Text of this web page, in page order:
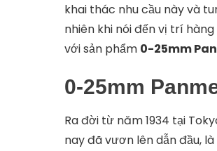
khai thác nhu cầu này và
nhiên khi nói đến vị trí
với sản phẩm 0-25mm
0-25mm
Ra đời từ năm 1934 tại
nay đã vươn lên dẫn đầu,